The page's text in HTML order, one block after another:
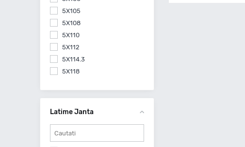
5X105
5X108
5X110
5X112
5X114.3
5X118
6X114.3
Latime Janta